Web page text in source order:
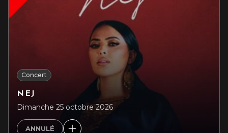
Concert
NEJ
Dimanche 25 octobre 2026
ANNULÉ